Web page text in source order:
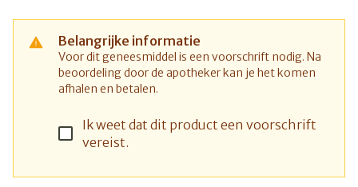
Belangrijke informatie
Voor dit geneesmiddel is een voorschrift nodig. Na
beoordeling door de apotheker kan je het komen
afhalen en betalen.
Ik weet dat dit product een voorschrift
vereist.